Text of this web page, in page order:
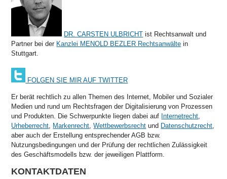
DR. CARSTEN ULBRICHT ist Rechtsanwalt und
Partner bei der Kanzlei MENOLD BEZLER Rechtsanwälte in
Stuttgart.
FOLGEN SIE MIR AUF TWITTER
Er berät rechtlich zu allen Themen des Internet, Mobiler und Sozialer
Medien und rund um Rechtsfragen der Digitalisierung von Prozessen
und Produkten. Die Schwerpunkte liegen dabei auf Internetrecht,
Urheberrecht, Markenrecht,Wettbewerbsrecht und Datenschutzrecht,
aber auch der Erstellung entsprechender AGB bzw.
Nutzungsbedingungen und der Prüfung der rechtlichen Zulässigkeit
des Geschäftsmodells bzw. der jeweiligen Plattform.
KONTAKTDATEN